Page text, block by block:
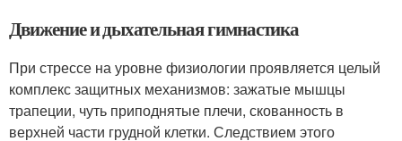
Движение и дыхательная гимнастика
При стрессе на уровне физиологии проявляется целый
комплекс защитных механизмов: зажатые мышцы
трапеции, чуть приподнятые плечи, скованность в
верхней части грудной клетки. Следствием этого